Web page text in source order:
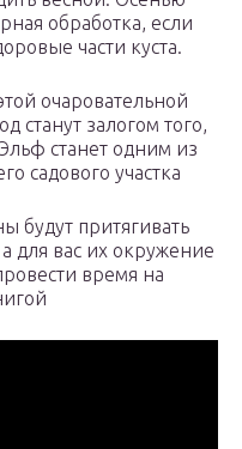
обработка, если
части куста.
очаровательной
станут залогом того,
станет одним из
садового участка
будут притягивать
для вас их окружение
время на